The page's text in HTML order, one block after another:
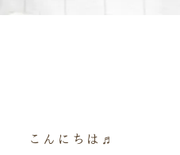
こんにちは♬